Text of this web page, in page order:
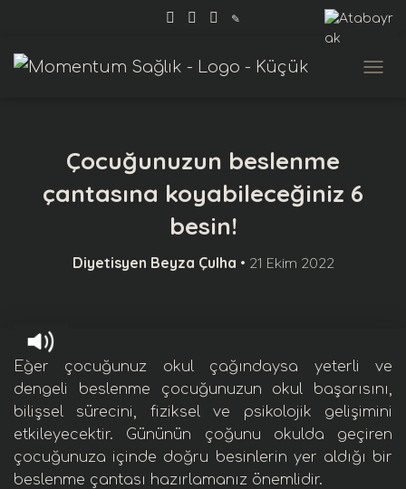
✎
Çocuğunuzun beslenme
çantasına koyabileceğiniz 6
besin!
Diyetisyen Beyza Çulha • 21 Ekim 2022
Eğer çocuğunuz okul çağındaysa yeterli ve
dengeli beslenme çocuğunuzun okul başarısını,
bilişsel sürecini, fiziksel ve psikolojik gelişimini
etkileyecektir. Gününün çoğunu okulda geçiren
çocuğunuza içinde doğru besinlerin yer aldığı bir
beslenme çantası hazırlamanız önemlidir.